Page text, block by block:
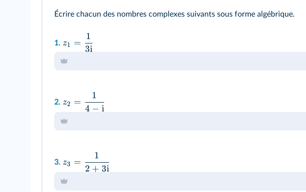
Écrire chacun des nombres complexes suivants sous forme algébrique.
1. z1 =
3i
1
2. z2 =
4 − i
1
3. z3 =
2 + 3i
1